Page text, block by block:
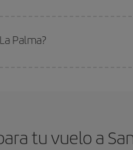
conseguirvuelos baratos a Santa
Palma?
tu vuelo a